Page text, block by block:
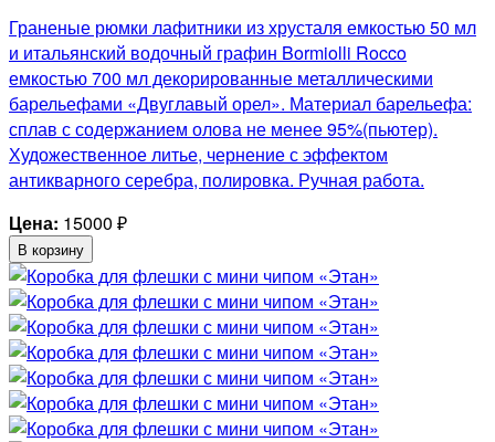
Граненые рюмки лафитники из хрусталя емкостью 50 мл
и итальянский водочный графин Bormiolli Rocco
емкостью 700 мл декорированные металлическими
барельефами «Двуглавый орел». Материал барельефа:
сплав с содержанием олова не менее 95%(пьютер).
Художественное литье, чернение с эффектом
антикварного серебра, полировка. Ручная работа.
Цена: 15000 ₽
В корзину